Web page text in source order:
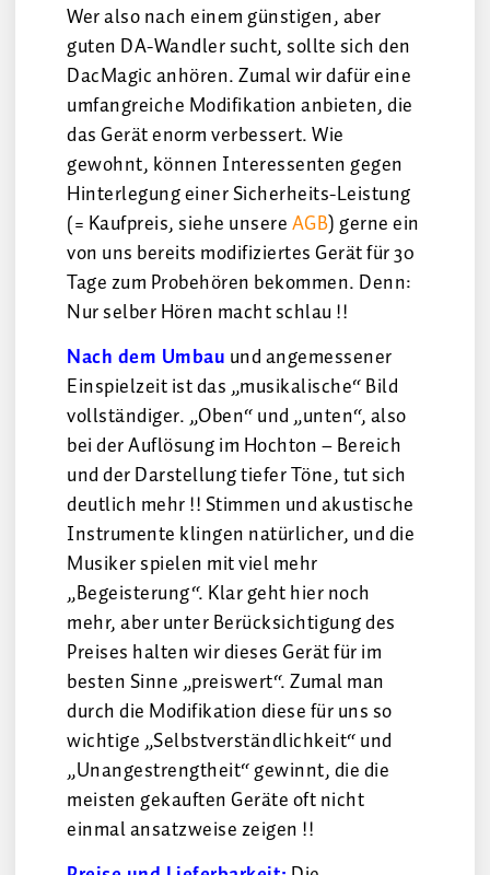
Wer also nach einem günstigen, aber
guten DA-Wandler sucht, sollte sich den
DacMagic anhören. Zumal wir dafür eine
umfangreiche Modifikation anbieten, die
das Gerät enorm verbessert. Wie
gewohnt, können Interessenten gegen
Hinterlegung einer Sicherheits-Leistung
(= Kaufpreis, siehe unsereAGB) gerne ein
von uns bereits modifiziertes Gerät für 30
Tage zum Probehören bekommen. Denn:
Nur selber Hören macht schlau !!
Nach dem Umbau und angemessener
Einspielzeit ist das „musikalische“ Bild
vollständiger. „Oben“ und „unten“, also
bei der Auflösung im Hochton – Bereich
und der Darstellung tiefer Töne, tut sich
deutlich mehr !! Stimmen und akustische
Instrumente klingen natürlicher, und die
Musiker spielen mit viel mehr
„Begeisterung“. Klar geht hier noch
mehr, aber unter Berücksichtigung des
Preises halten wir dieses Gerät für im
besten Sinne „preiswert“. Zumal man
durch die Modifikation diese für uns so
wichtige „Selbstverständlichkeit“ und
„Unangestrengtheit“ gewinnt, die die
meisten gekauften Geräte oft nicht
einmal ansatzweise zeigen !!